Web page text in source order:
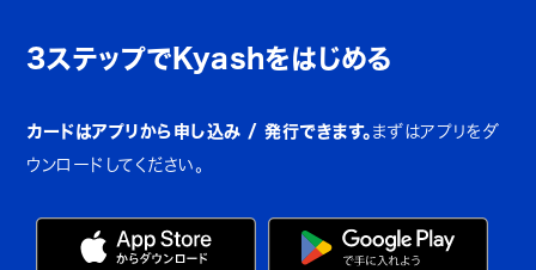
3ステップでKyashをはじめる
カードはアプリから申し込み / 発行できます。 まずはアプリをダ
ウンロードしてください。